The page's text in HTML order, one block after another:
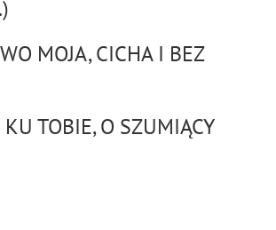
MOJA, CICHA I BEZ
TOBIE, O SZUMIĄCY